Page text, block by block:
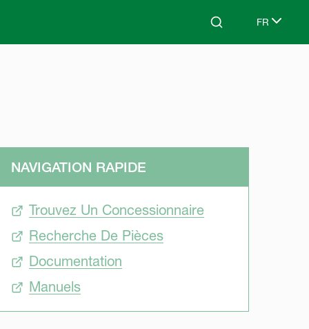
Search FR
Select
NAVIGATION RAPIDE
Trouvez Un Concessionnaire
Recherche De Pièces
Documentation
Manuels